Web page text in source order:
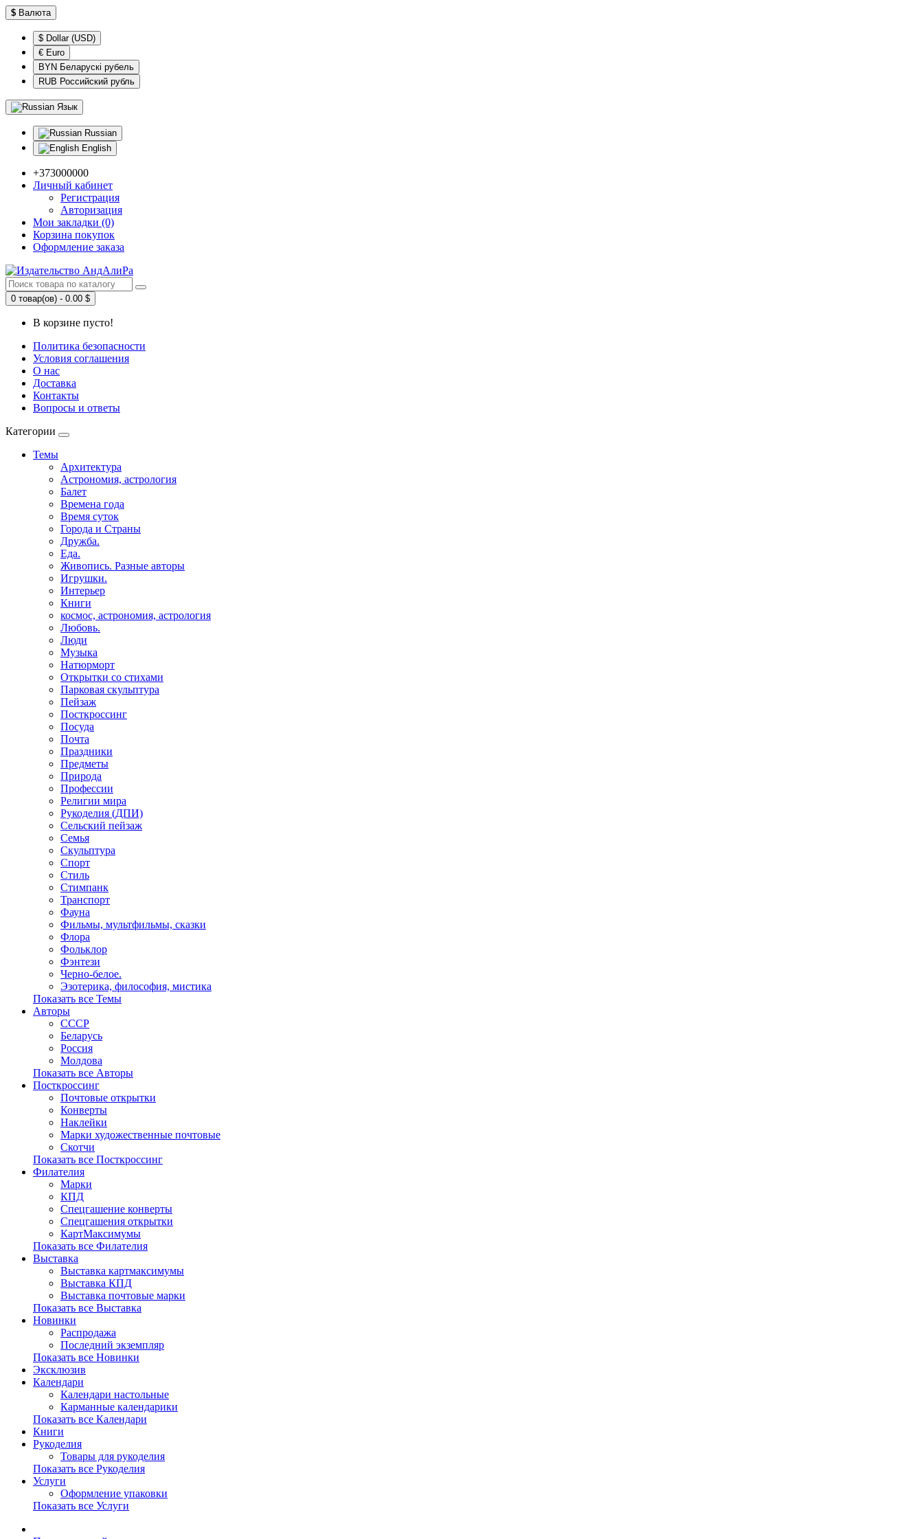
$ Валюта
$ Dollar (USD)
€ Euro
BYN Беларускі рубель
RUB Российский рубль
Язык
Russian
English
+373000000
Личный кабинет
Регистрация
Авторизация
Мои закладки (0)
Корзина покупок
Оформление заказа
0 товар(ов) - 0.00 $
В корзине пусто!
Политика безопасности
Условия соглашения
О нас
Доставка
Контакты
Вопросы и ответы
Категории
Темы
Архитектура
Астрономия, астрология
Балет
Времена года
Время суток
Города и Страны
Дружба.
Еда.
Живопись. Разные авторы
Игрушки.
Интерьер
Книги
космос, астрономия, астрология
Любовь.
Люди
Музыка
Натюрморт
Открытки со стихами
Парковая скульптура
Пейзаж
Посткроссинг
Посуда
Почта
Праздники
Предметы
Природа
Профессии
Религии мира
Рукоделия (ДПИ)
Сельский пейзаж
Семья
Скульптура
Спорт
Стиль
Стимпанк
Транспорт
Фауна
Фильмы, мультфильмы, сказки
Флора
Фольклор
Фэнтези
Черно-белое.
Эзотерика, философия, мистика
Показать все Темы
Авторы
СССР
Беларусь
Россия
Молдова
Показать все Авторы
Посткроссинг
Почтовые открытки
Конверты
Наклейки
Марки художественные почтовые
Скотчи
Показать все Посткроссинг
Филателия
Марки
КПД
Спецгашение конверты
Спецгашения открытки
КартМаксимумы
Показать все Филателия
Выставка
Выставка картмаксимумы
Выставка КПД
Выставка почтовые марки
Показать все Выставка
Новинки
Распродажа
Последний экземпляр
Показать все Новинки
Эксклюзив
Календари
Календари настольные
Карманные календарики
Показать все Календари
Книги
Рукоделия
Товары для рукоделия
Показать все Рукоделия
Услуги
Оформление упаковки
Показать все Услуги